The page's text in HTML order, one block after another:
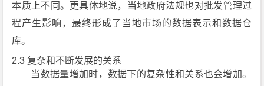
本质上不同。更具体地说，当地政府法规也对批发管理过
程产生影响，最终形成了当地市场的数据表示和数据仓
库。
2.3 复杂和不断发展的关系
当数据量增加时，数据下的复杂性和关系也会增加。